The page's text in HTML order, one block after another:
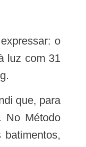
luz com 31
No Método